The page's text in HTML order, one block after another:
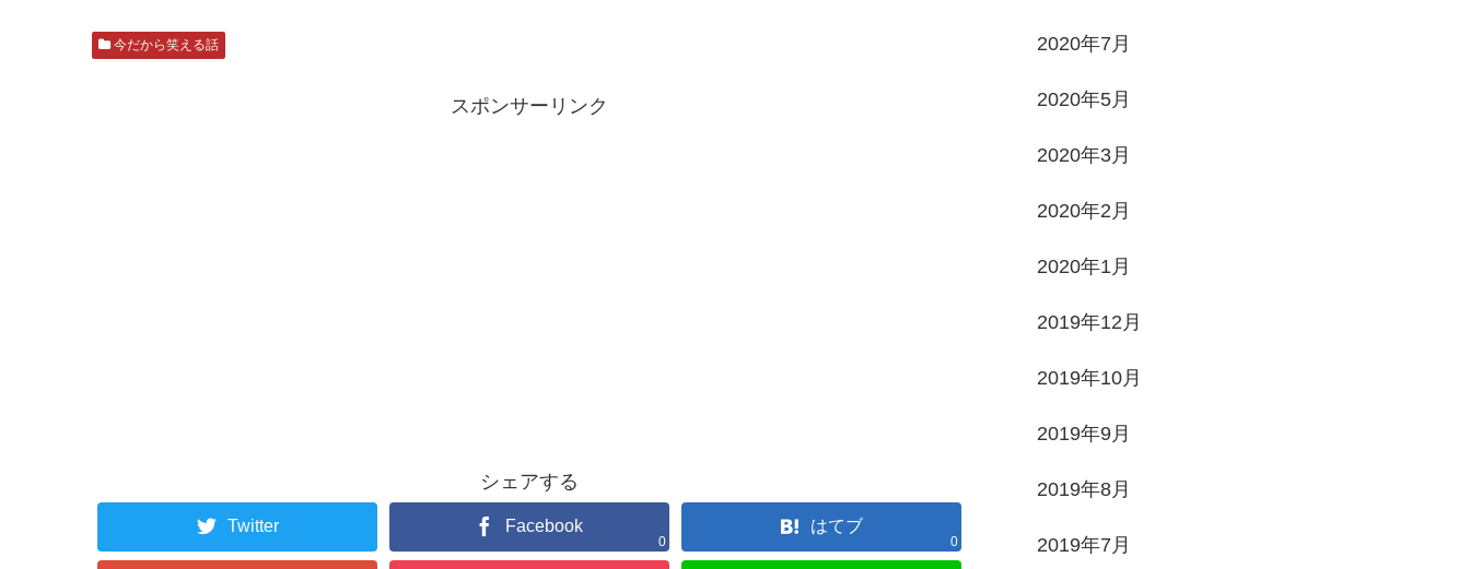
今だから笑える話
スポンサーリンク
シェアする
Twitter Facebook
0
はてブ
0
2020年7月
2020年5月
2020年3月
2020年2月
2020年1月
2019年12月
2019年10月
2019年9月
2019年8月
2019年7月